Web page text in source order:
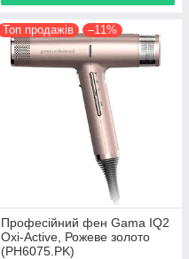
Топ продажів –11%
Професійний фен Gama IQ2
Oxi-Active, Рожеве золото
(PH6075.PK)